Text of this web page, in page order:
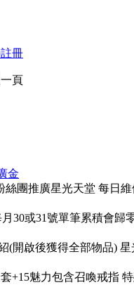
冊
頁
金
團推廣星光天堂 每日
30或31號單筆累積會歸
(開啟後獲得全部物品) 星
+15魅力包含召喚戒指